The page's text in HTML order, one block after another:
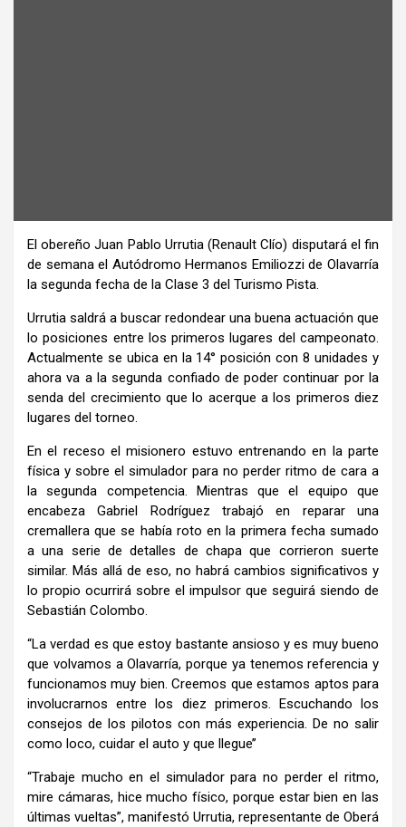
El obereño Juan Pablo Urrutia (Renault Clío) disputará el fin
de semana el Autódromo Hermanos Emiliozzi de Olavarría
la segunda fecha de la Clase 3 del Turismo Pista.
Urrutia saldrá a buscar redondear una buena actuación que
lo posiciones entre los primeros lugares del campeonato.
Actualmente se ubica en la 14° posición con 8 unidades y
ahora va a la segunda confiado de poder continuar por la
senda del crecimiento que lo acerque a los primeros diez
lugares del torneo.
En el receso el misionero estuvo entrenando en la parte
física y sobre el simulador para no perder ritmo de cara a
la segunda competencia. Mientras que el equipo que
encabeza Gabriel Rodríguez trabajó en reparar una
cremallera que se había roto en la primera fecha sumado
a una serie de detalles de chapa que corrieron suerte
similar. Más allá de eso, no habrá cambios significativos y
lo propio ocurrirá sobre el impulsor que seguirá siendo de
Sebastián Colombo.
“La verdad es que estoy bastante ansioso y es muy bueno
que volvamos a Olavarría, porque ya tenemos referencia y
funcionamos muy bien. Creemos que estamos aptos para
involucrarnos entre los diez primeros. Escuchando los
consejos de los pilotos con más experiencia. De no salir
como loco, cuidar el auto y que llegue’’
“Trabaje mucho en el simulador para no perder el ritmo,
mire cámaras, hice mucho físico, porque estar bien en las
últimas vueltas”, manifestó Urrutia, representante de Oberá